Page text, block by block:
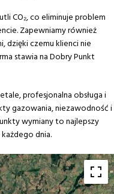
CO₂, co eliminuje problem
Zapewniamy również
dzięki czemu klienci nie
stawia na Dobry Punkt
profesjonalna obsługa i
gazowania, niezawodność i
wymiany to najlepszy
dnia.